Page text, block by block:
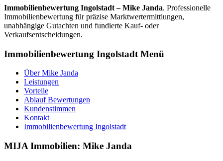
Immobilienbewertung Ingolstadt – Mike Janda. Professionelle
Immobilienbewertung für präzise Marktwertermittlungen,
unabhängige Gutachten und fundierte Kauf- oder
Verkaufsentscheidungen.
Immobilienbewertung Ingolstadt Menü
Über Mike Janda
Leistungen
Vorteile
Ablauf Bewertungen
Kundenstimmen
Kontakt
Immobilienbewertung Ingolstadt
MIJA Immobilien: Mike Janda